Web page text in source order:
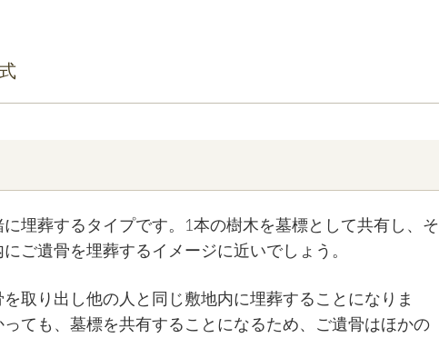
埋葬するタイプです。1本の樹木を墓標として共有し、そ
ご遺骨を埋葬するイメージに近いでしょう。
取り出し他の人と同じ敷地内に埋葬することになりま
ても、墓標を共有することになるため、ご遺骨はほかの